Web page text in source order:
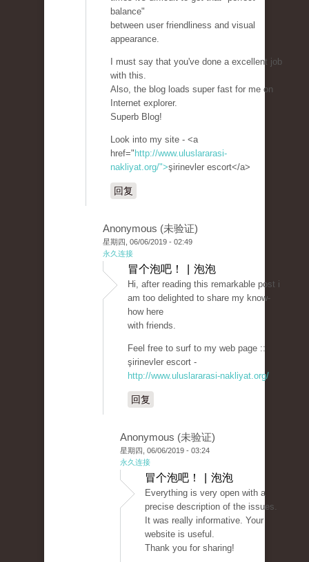
balance"
between user friendliness and visual
appearance.
I must say that you've done a excellent job
with this.
Also, the blog loads super fast for me on
Internet explorer.
Superb Blog!
Look into my site - <a
href=" http://www.uluslararasi-
nakliyat.org/">şirinevler escort</a>
回复
Anonymous (未验证)
星期四, 06/06/2019 - 02:49
永久连接
冒个泡吧！ | 泡泡
Hi, after reading this remarkable post i
am too delighted to share my know-
how here
with friends.
Feel free to surf to my web page ::
şirinevler escort -
http://www.uluslararasi-nakliyat.org/
回复
Anonymous (未验证)
星期四, 06/06/2019 - 03:24
永久连接
冒个泡吧！ | 泡泡
Everything is very open with a
precise description of the issues.
It was really informative. Your
website is useful.
Thank you for sharing!